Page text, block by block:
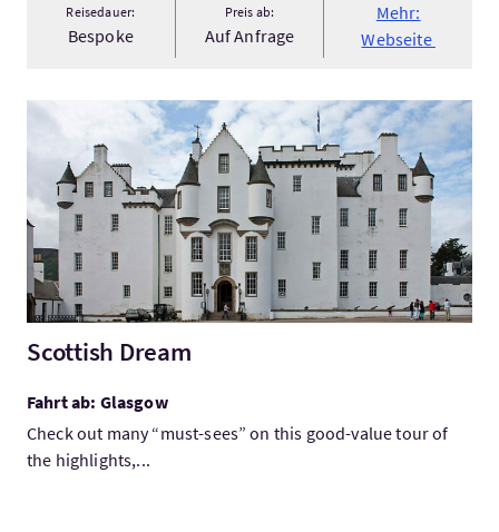
Reisedauer:
Bespoke
Preis ab:
Auf Anfrage
Mehr:
Webseite
Mehr:Scottish Dream
Scottish Dream
Fahrt ab: Glasgow
Check out many “must-sees” on this good-value tour of
the highlights,...